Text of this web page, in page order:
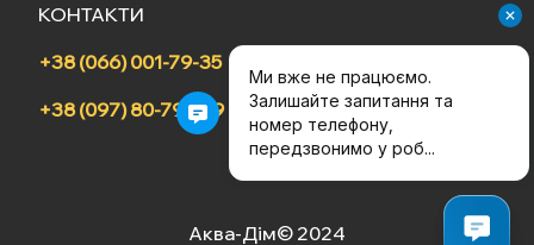
КОНТАКТИ
+38 (066) 001-79-35
+38 (097) 80-79-709
Аква-Дім© 2024